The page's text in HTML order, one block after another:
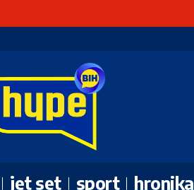
jet set sport hronika